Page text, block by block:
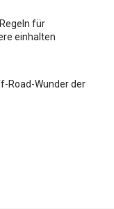
für
einhalten
Road-Wunder der